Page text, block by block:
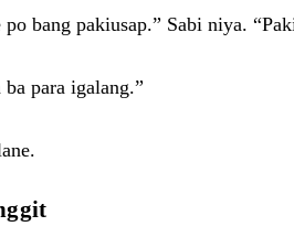
bang pakiusap.” Sabi niya.
para igalang.”